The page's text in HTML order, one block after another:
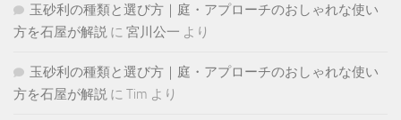
玉砂利の種類と選び方｜庭・アプローチのおしゃれな使い
方を石屋が解説 に 宮川公一 より
玉砂利の種類と選び方｜庭・アプローチのおしゃれな使い
方を石屋が解説 に Tim より